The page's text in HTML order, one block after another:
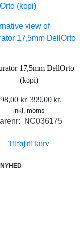
17,5mm DellOrto
(kopi)
kr. Den
oprindelige
pris
498,00 kr..
399,00 kr.
pris
inkl. moms
NC036175
Tilføj til kurv
NYHED